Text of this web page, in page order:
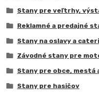
Stany pre veľtrhy,
Reklamné a predajné
Stany na oslavy a
Závodné stany pre
Stany pre obce, mestá
Stany pre hasičov